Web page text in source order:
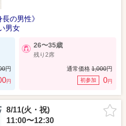
の男性》
男女
円
円
26〜35歳
残り2席
通常価格 1,000円
初参加 0円
8/11(火・祝)
11:00〜12:30